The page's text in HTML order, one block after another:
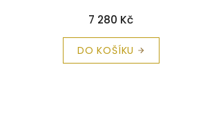
7 280 Kč
DO KOŠÍKU